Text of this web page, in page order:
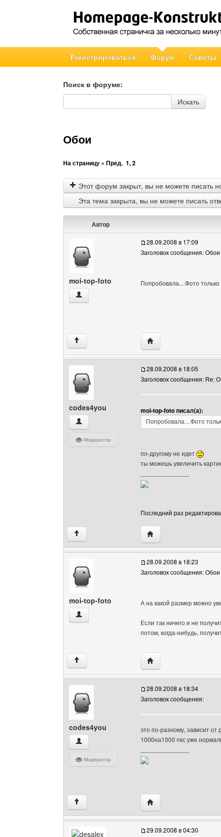
Регистрироваться Форум Советы
Поиск в форуме:
Поиск в форуме
Искать
Обои
На страницу « Пред. 1,2
Этот форум закрыт, вы не можете писать
Эта тема закрыта, вы не можете писать
Автор
moi-top-foto
moi-top-foto Посмотреть профиль
28.09.2008 в 17:09
Заголовок сообщения: Обои
Попробовала....Фото только
↑ Посетить сайт
codes4you
codes4you Посмотреть профиль
Модератор
28.09.2008 в 18:05
Заголовок сообщения: Re:
moi-top-foto писал(а):
Попробовала....Фото
по-другому не идет
ты можешь увеличить
Последний раз
↑ Посетить сайт
moi-top-foto
moi-top-foto Посмотреть профиль
28.09.2008 в 18:23
Заголовок сообщения: Обои
А на какой размер можно
Если так ничего и не
потом, когда-нибудь,
↑ Посетить сайт
codes4you
codes4you Посмотреть профиль
Модератор
28.09.2008 в 18:34
Заголовок сообщения:
это по-разному, зависит от
1000на1000 пкс уже
↑ Посетить сайт
29.09.2008 в 04:30